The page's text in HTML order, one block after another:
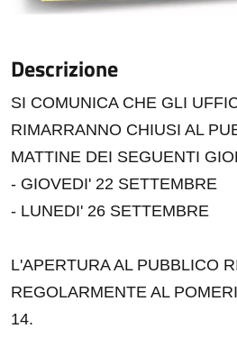
Descrizione
SI COMUNICA CHE GLI
RIMARRANNO CHIUSI AL
MATTINE DEI SEGUENTI
- GIOVEDI' 22 SETTEMBRE
- LUNEDI' 26 SETTEMBRE
L'APERTURA AL PUBBLICO
REGOLARMENTE AL
14.